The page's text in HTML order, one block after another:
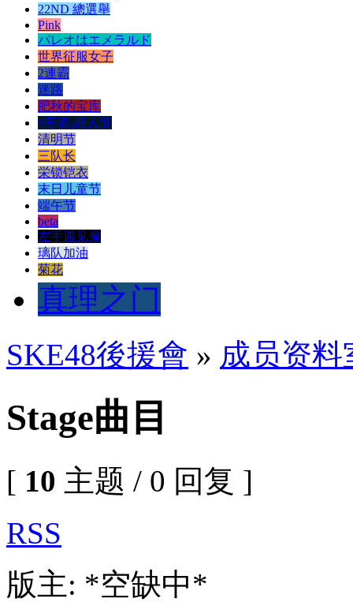
22ND 總選舉
Pink
パレオはエメラルド
世界征服女子
2連霸
迷路
肥秋的宝库
S开衣-愚人节
清明节
三队长
栄锁铠衣
末日儿童节
端午节
beta
左手遇见鬼
璃队加油
菊花
真理之门
SKE48後援會 » 成员资料
Stage曲目
[ 10 主题 / 0 回复 ]
RSS
版主: *空缺中*